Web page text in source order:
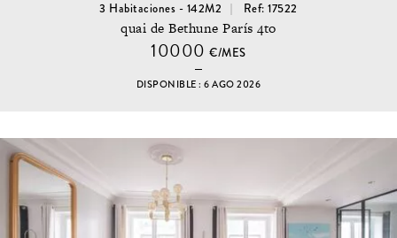
3 Habitaciones - 142M2 Ref: 17522
quai de Bethune París 4to
10000€/MES
DISPONIBLE : 6 AGO 2026